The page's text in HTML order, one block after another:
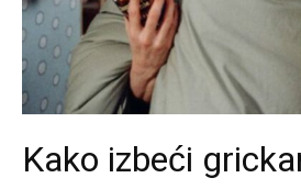
Kako izbeći